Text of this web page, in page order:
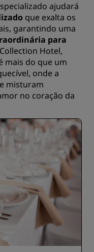
ajudará
que exalta os
garantindo uma
para
Hotel,
mais do que um
onde a
misturam
no coração da